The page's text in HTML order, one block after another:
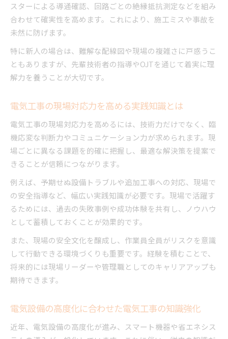
スターによる導通確認、回路ごとの絶縁抵抗測定などを組み
合わせて確実性を高めます。これにより、施工ミスや事故を
未然に防げます。
特に新人の場合は、難解な配線図や現場の複雑さに戸惑うこ
ともありますが、先輩技術者の指導やOJTを通じて着実に理
解力を養うことが大切です。
電気工事の現場対応力を高める実践知識とは
電気工事の現場対応力を高めるには、技術力だけでなく、臨
機応変な判断力やコミュニケーション力が求められます。現
場ごとに異なる課題を的確に把握し、最適な解決策を提案で
きることが信頼につながります。
例えば、予期せぬ設備トラブルや追加工事への対応、現場で
の安全指導など、幅広い実践知識が必要です。現場で活躍す
るためには、過去の失敗事例や成功体験を共有し、ノウハウ
として蓄積しておくことが効果的です。
また、現場の安全文化を醸成し、作業員全員がリスクを意識
して行動できる環境づくりも重要です。経験を積むことで、
将来的には現場リーダーや管理職としてのキャリアアップも
期待できます。
電気設備の高度化に合わせた電気工事の知識強化
近年、電気設備の高度化が進み、スマート機器や省エネシス